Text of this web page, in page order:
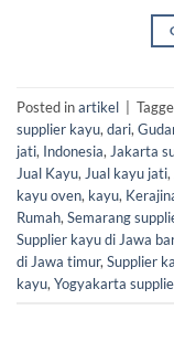
Posted inartikel
supplier kayu, dari,
jati, Indonesia, Jakarta
Jual Kayu, Jual kayu jati,
kayu oven, kayu,
Rumah, Semarang
Supplier kayu di Jawa
di Jawa timur, Supplier
kayu, Yogyakarta